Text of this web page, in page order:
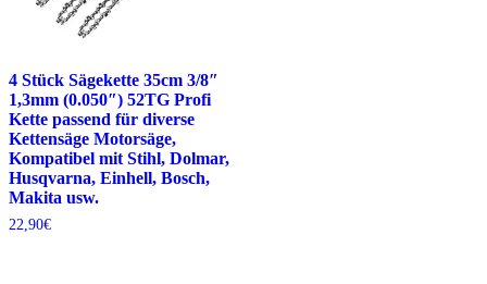
4 Stück Sägekette 35cm 3/8″
1,3mm (0.050″) 52TG Profi
Kette passend für diverse
Kettensäge Motorsäge,
Kompatibel mit Stihl, Dolmar,
Husqvarna, Einhell, Bosch,
Makita usw.
22,90€